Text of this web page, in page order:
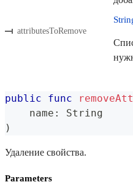
attributesToRemove
public func
    name
:
String
)
Удаление свойства.
Parameters